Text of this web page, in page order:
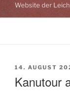
Website der
14. AUGUST
Kanutour